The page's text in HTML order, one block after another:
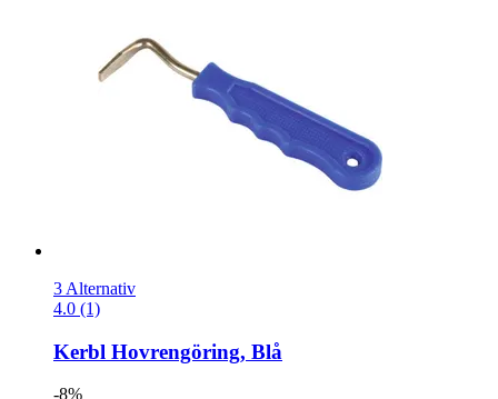
3 Alternativ
4.0 (1)
Kerbl Hovrengöring, Blå
-8%